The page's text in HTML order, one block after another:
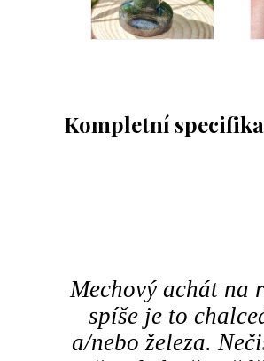
Kompletní
Mechový achát na
spíše je to
a/nebo železa.